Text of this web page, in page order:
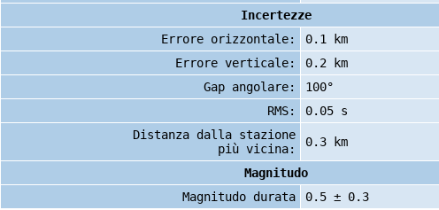
Incertezze
Errore orizzontale:
0.1 km
Errore verticale:
0.2 km
Gap angolare:
100°
RMS:
0.05 s
Distanza dalla stazione
più vicina:
0.3 km
Magnitudo
Magnitudo durata
0.5 ± 0.3